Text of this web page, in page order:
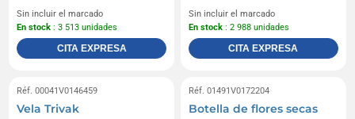
Sin incluir el marcado
En stock : 3 513 unidades
CITA EXPRESA
Sin incluir el marcado
En stock : 2 988 unidades
CITA EXPRESA
Réf. 00041V0146459
Vela Trivak
Réf. 01491V0172204
Botella de flores secas